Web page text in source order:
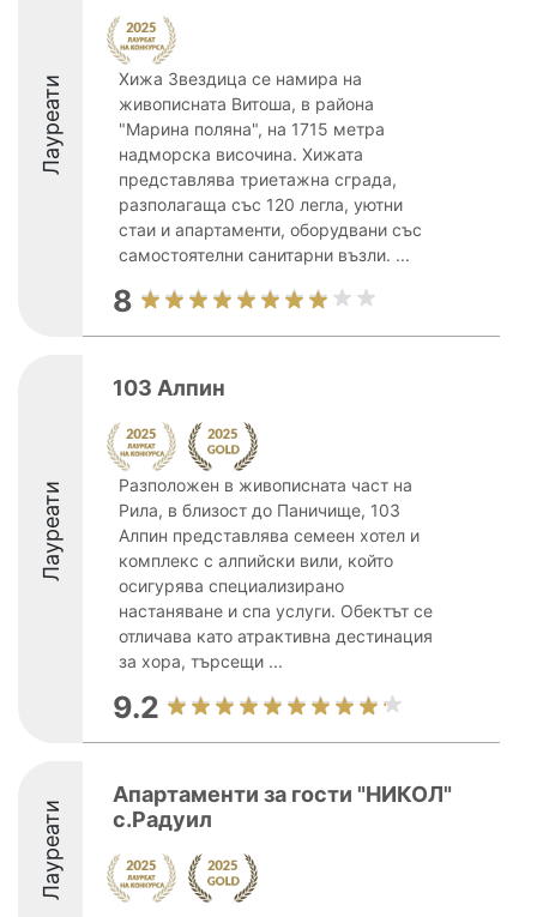
Лауреати
Хижа Звездица се намира на
живописната Витоша, в района
"Марина поляна", на 1715 метра
надморска височина. Хижата
представлява триетажна сграда,
разполагаща със 120 легла, уютни
стаи и апартаменти, оборудвани със
самостоятелни санитарни възли. ...
8
Лауреати
103 Алпин
Разположен в живописната част на
Рила, в близост до Паничище, 103
Алпин представлява семеен хотел и
комплекс с алпийски вили, който
осигурява специализирано
настаняване и спа услуги. Обектът се
отличава като атрактивна дестинация
за хора, търсещи ...
9.2
Лауреати
Апартаменти за гости "НИКОЛ"
с.Радуил